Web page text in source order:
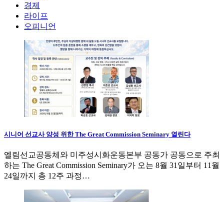
경제
라이프
오피니언
시니어 선교사 양성 위한 The Great Commission Seminary 열린다
엘림선교공동체와 미주성시화운동본부 공동가 공동으로 주최
하는 The Great Commission Seminary가 오는 8월 31일부터 11월
24일까지 총 12주 과정…